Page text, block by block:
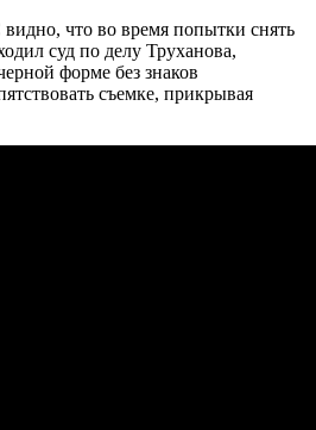
что во время попытки снять
суд по делу Труханова,
форме без знаков
съемке, прикрывая